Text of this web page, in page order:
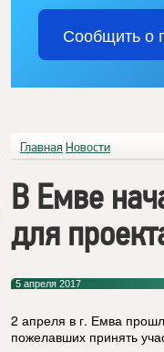
Сообщить о
Главная Новости
В Емве
для
5 апреля 2017
2 апреля в г. Емва
пожелавших принять